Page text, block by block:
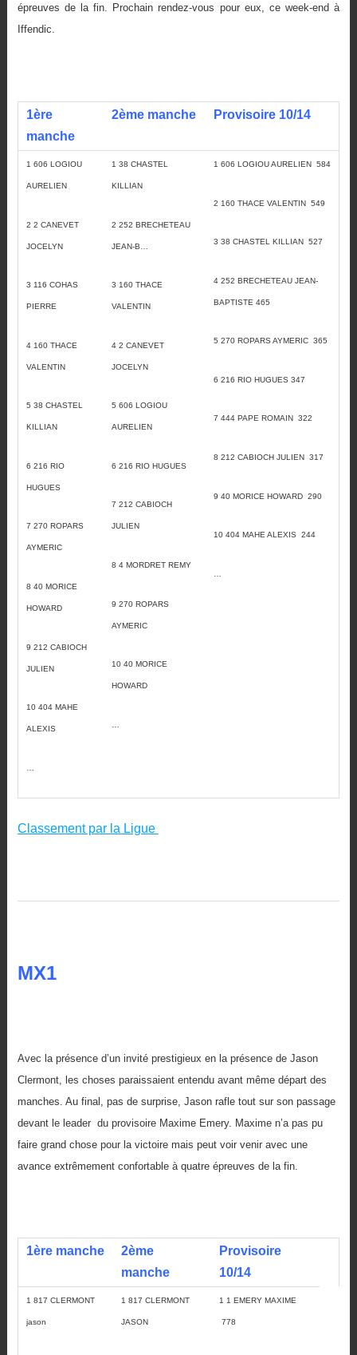
épreuves de la fin. Prochain rendez-vous pour eux, ce week-end à
Iffendic.
1ère
manche
2ème manche Provisoire 10/14
1 606 LOGIOU
AURELIEN
2 2 CANEVET
JOCELYN
3 116 COHAS
PIERRE
4 160 THACE
VALENTIN
5 38 CHASTEL
KILLIAN
6 216 RIO
HUGUES
7 270 ROPARS
AYMERIC
8 40 MORICE
HOWARD
9 212 CABIOCH
JULIEN
10 404 MAHE
ALEXIS
1 38 CHASTEL
KILLIAN
2 252 BRECHETEAU
JEAN-B…
3 160 THACE
VALENTIN
4 2 CANEVET
JOCELYN
5 606 LOGIOU
AURELIEN
6 216 RIO HUGUES
7 212 CABIOCH
JULIEN
8 4 MORDRET REMY
9 270 ROPARS
AYMERIC
10 40 MORICE
HOWARD
1 606 LOGIOU AURELIEN 584
2 160 THACE VALENTIN 549
3 38 CHASTEL KILLIAN 527
4 252 BRECHETEAU JEAN-
BAPTISTE 465
5 270 ROPARS AYMERIC 365
6 216 RIO HUGUES 347
7 444 PAPE ROMAIN 322
8 212 CABIOCH JULIEN 317
9 40 MORICE HOWARD 290
10 404 MAHE ALEXIS 244
Classement par la Ligue
MX1
Avec la présence d’un invité prestigieux en la présence de Jason
Clermont, les choses paraissaient entendu avant même départ des
manches. Au final, pas de surprise, Jason rafle tout sur son passage
devant le leader du provisoire Maxime Emery. Maxime n’a pas pu
faire grand chose pour la victoire mais peut voir venir avec une
avance extrêmement confortable à quatre épreuves de la fin.
1ère manche
2ème
manche
Provisoire
10/14
1 817 CLERMONT
jason
1 817 CLERMONT
JASON
1 1 EMERY MAXIME
778